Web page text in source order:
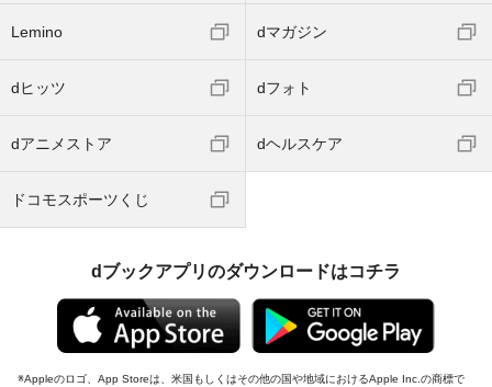
Lemino dマガジン
dヒッツ dフォト
dアニメストア dヘルスケア
ドコモスポーツくじ
dブックアプリのダウンロードはコチラ
Appleのロゴ、App Storeは、米国もしくはその他の国や地域におけるApple Inc.の商標で